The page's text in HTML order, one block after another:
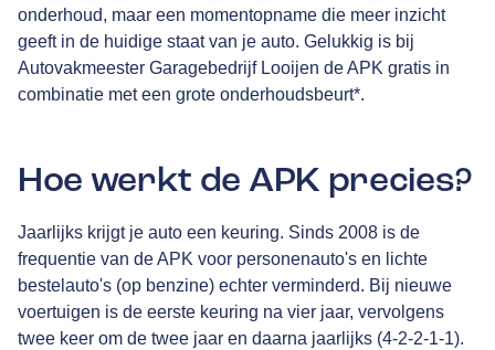
onderhoud, maar een momentopname die meer inzicht
geeft in de huidige staat van je auto. Gelukkig is bij
Autovakmeester Garagebedrijf Looijen de APK gratis in
combinatie met een grote onderhoudsbeurt*.
Hoe werkt de APK precies?
Jaarlijks krijgt je auto een keuring. Sinds 2008 is de
frequentie van de APK voor personenauto's en lichte
bestelauto's (op benzine) echter verminderd. Bij nieuwe
voertuigen is de eerste keuring na vier jaar, vervolgens
twee keer om de twee jaar en daarna jaarlijks (4-2-2-1-1).